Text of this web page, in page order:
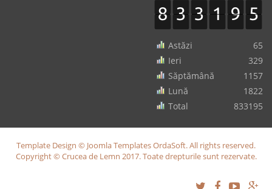
Astăzi
65
Ieri
329
Săptămână
1157
Lună
1822
Total
833195
Template Design © Joomla Templates OrdaSoft. All rights reserved.
Copyright © Crucea de Lemn 2017. Toate drepturile sunt rezervate.